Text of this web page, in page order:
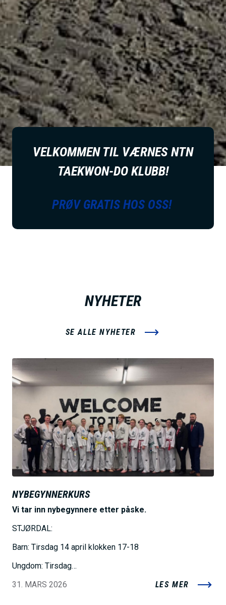
VELKOMMEN TIL VÆRNES NTN
TAEKWON-DO KLUBB!
PRØV GRATIS HOS OSS!
NYHETER
SE ALLE NYHETER
B
i
NYBEGYNNERKURS
Vi tar inn nybegynnere etter påske.
STJØRDAL:
Barn: Tirsdag 14 april klokken 17-18
Ungdom: Tirsdag…
31. MARS 2026
LES MER